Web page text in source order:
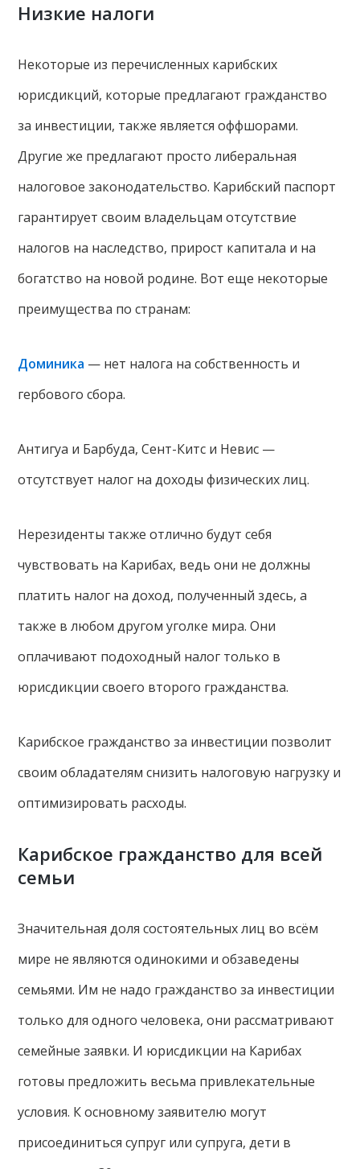
Низкие налоги
Некоторые из перечисленных карибских
юрисдикций, которые предлагают гражданство
за инвестиции, также является оффшорами.
Другие же предлагают просто либеральная
налоговое законодательство. Карибский паспорт
гарантирует своим владельцам отсутствие
налогов на наследство, прирост капитала и на
богатство на новой родине. Вот еще некоторые
преимущества по странам:
Доминика — нет налога на собственность и
гербового сбора.
Антигуа и Барбуда, Сент-Китс и Невис —
отсутствует налог на доходы физических лиц.
Нерезиденты также отлично будут себя
чувствовать на Карибах, ведь они не должны
платить налог на доход, полученный здесь, а
также в любом другом уголке мира. Они
оплачивают подоходный налог только в
юрисдикции своего второго гражданства.
Карибское гражданство за инвестиции позволит
своим обладателям снизить налоговую нагрузку и
оптимизировать расходы.
Карибское гражданство для всей
семьи
Значительная доля состоятельных лиц во всём
мире не являются одинокими и обзаведены
семьями. Им не надо гражданство за инвестиции
только для одного человека, они рассматривают
семейные заявки. И юрисдикции на Карибах
готовы предложить весьма привлекательные
условия. К основному заявителю могут
присоединиться супруг или супруга, дети в